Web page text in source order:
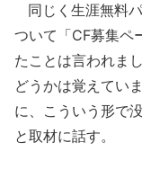
同じく生涯無料
ついて「CF募集ペ
たことは言われま
どうかは覚えてい
に、こういう形で
と取材に話す。